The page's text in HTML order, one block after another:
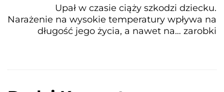
Upał w czasie ciąży szkodzi dziecku.
Narażenie na wysokie temperatury wpływa na
długość jego życia, a nawet na… zarobki